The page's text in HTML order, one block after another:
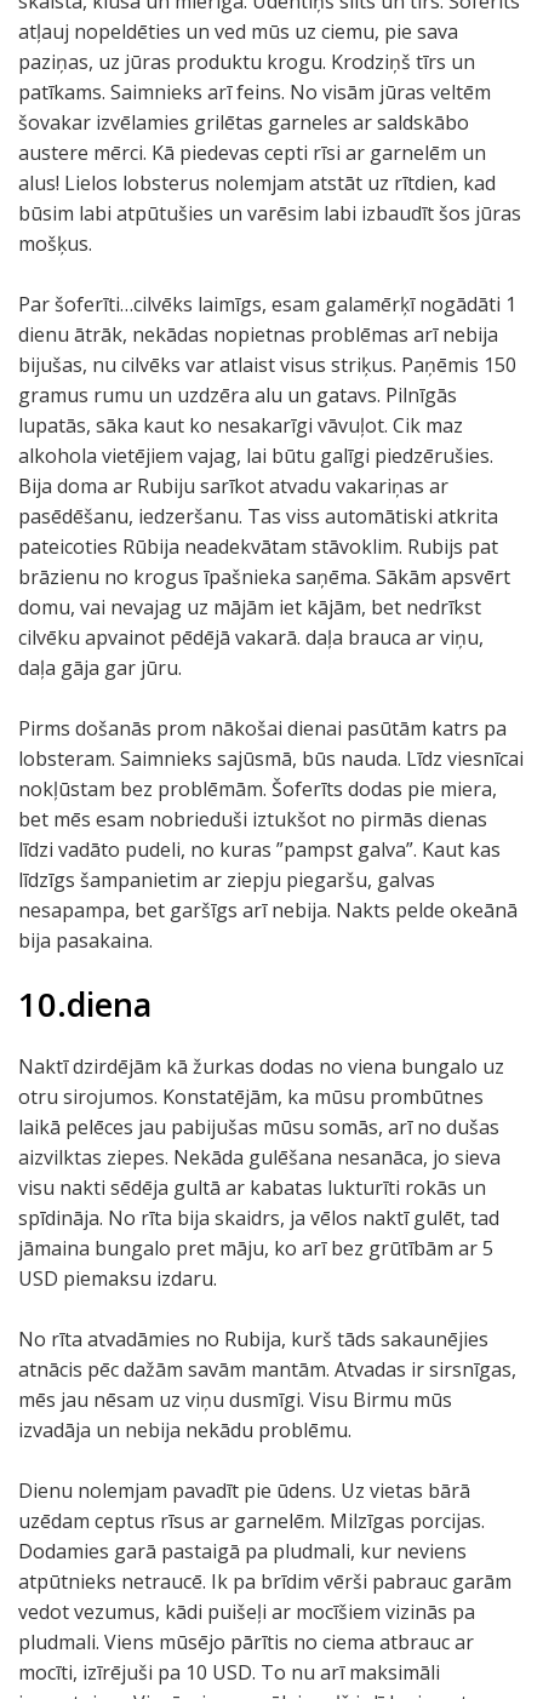
atļauj nopeldēties un ved mūs uz ciemu, pie sava
paziņas, uz jūras produktu krogu. Krodziņš tīrs un
patīkams. Saimnieks arī feins. No visām jūras veltēm
šovakar izvēlamies grilētas garneles ar saldskābo
austere mērci. Kā piedevas cepti rīsi ar garnelēm un
alus! Lielos lobsterus nolemjam atstāt uz rītdien, kad
būsim labi atpūtušies un varēsim labi izbaudīt šos jūras
mošķus.
Par šoferīti…cilvēks laimīgs, esam galamērķī nogādāti 1
dienu ātrāk, nekādas nopietnas problēmas arī nebija
bijušas, nu cilvēks var atlaist visus striķus. Paņēmis 150
gramus rumu un uzdzēra alu un gatavs. Pilnīgās
lupatās, sāka kaut ko nesakarīgi vāvuļot. Cik maz
alkohola vietējiem vajag, lai būtu galīgi piedzērušies.
Bija doma ar Rubiju sarīkot atvadu vakariņas ar
pasēdēšanu, iedzeršanu. Tas viss automātiski atkrita
pateicoties Rūbija neadekvātam stāvoklim. Rubijs pat
brāzienu no krogus īpašnieka saņēma. Sākām apsvērt
domu, vai nevajag uz mājām iet kājām, bet nedrīkst
cilvēku apvainot pēdējā vakarā. daļa brauca ar viņu,
daļa gāja gar jūru.
Pirms došanās prom nākošai dienai pasūtām katrs pa
lobsteram. Saimnieks sajūsmā, būs nauda. Līdz viesnīcai
nokļūstam bez problēmām. Šoferīts dodas pie miera,
bet mēs esam nobrieduši iztukšot no pirmās dienas
līdzi vadāto pudeli, no kuras ”pampst galva”. Kaut kas
līdzīgs šampanietim ar ziepju piegaršu, galvas
nesapampa, bet garšīgs arī nebija. Nakts pelde okeānā
bija pasakaina.
10.diena
Naktī dzirdējām kā žurkas dodas no viena bungalo uz
otru sirojumos. Konstatējām, ka mūsu prombūtnes
laikā pelēces jau pabijušas mūsu somās, arī no dušas
aizvilktas ziepes. Nekāda gulēšana nesanāca, jo sieva
visu nakti sēdēja gultā ar kabatas lukturīti rokās un
spīdināja. No rīta bija skaidrs, ja vēlos naktī gulēt, tad
jāmaina bungalo pret māju, ko arī bez grūtībām ar 5
USD piemaksu izdaru.
No rīta atvadāmies no Rubija, kurš tāds sakaunējies
atnācis pēc dažām savām mantām. Atvadas ir sirsnīgas,
mēs jau nēsam uz viņu dusmīgi. Visu Birmu mūs
izvadāja un nebija nekādu problēmu.
Dienu nolemjam pavadīt pie ūdens. Uz vietas bārā
uzēdam ceptus rīsus ar garnelēm. Milzīgas porcijas.
Dodamies garā pastaigā pa pludmali, kur neviens
atpūtnieks netraucē. Ik pa brīdim vērši pabrauc garām
vedot vezumus, kādi puišeļi ar mocīšiem vizinās pa
pludmali. Viens mūsējo pārītis no ciema atbrauc ar
mocīti, izīrējuši pa 10 USD. To nu arī maksimāli